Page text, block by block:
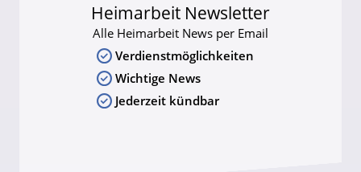
Heimarbeit Newsletter
Alle Heimarbeit News per Email
Verdienstmöglichkeiten
Wichtige News
Jederzeit kündbar